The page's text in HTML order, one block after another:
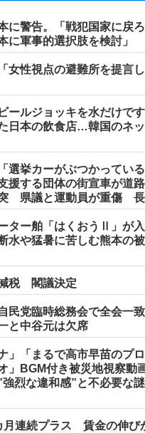
に警告。「戦犯国家に戻
に軍事的選択肢を検討」
女性視点の避難所を提言
ールジョッキを水だけで
日本の飲食店…韓国のネ
選挙カーがぶつかってい
援する団体の街宣車が道
県議と運動員が重傷
ター舶「はくおうⅡ」が
水や猛暑に苦しむ熊本の
税 閣議決定
民党臨時総務会で全会一
と中谷元は欠席
」「まるで高市早苗のプ
」BGM付き被災地視察動
烈な違和感”と不必要な
月連続プラス 賃金の伸び